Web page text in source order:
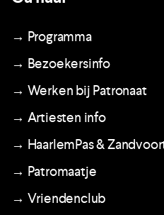
→ Programma
→ Bezoekersinfo
→ Werken bij Patronaat
→ Artiesten info
→ HaarlemPas &
→ Patromaatje
→ Vriendenclub